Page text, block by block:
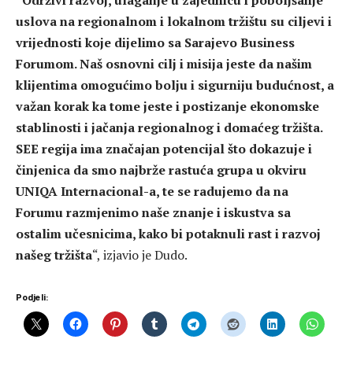
uslova na regionalnom i lokalnom tržištu su ciljevi i
vrijednosti koje dijelimo sa Sarajevo Business
Forumom.Naš osnovni cilj i misija jeste da našim
klijentima omogućimo bolju i sigurniju budućnost, a
važan korak ka tome jeste i postizanje ekonomske
stablinosti i jačanja regionalnog i domaćeg tržišta.
SEE regija ima značajan potencijal što dokazuje i
činjenica da smo najbrže rastuća grupa u okviru
UNIQA Internacional-a, te se radujemo da na
Forumu razmjenimo naše znanje i iskustva sa
ostalim učesnicima, kako bi potaknuli rast i razvoj
našeg tržišta“, izjavio je Dudo.
Podjeli: